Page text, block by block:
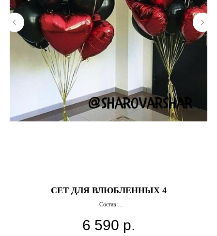
СЕТ ДЛЯ ВЛЮБЛЕННЫХ 4
Состав:
20 латексных шаров
Грузики
6 590 р.